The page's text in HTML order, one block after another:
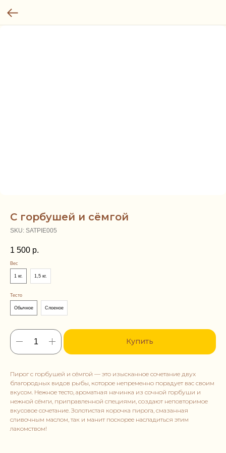
С горбушей и сёмгой
SKU: SATPIE005
1 500 р.
Вес
1 кг. 1,5 кг.
Тесто
Обычное Слоеное
Купить
Пирог с горбушей и сёмгой — это изысканное сочетание двух
благородных видов рыбы, которое непременно порадует вас своим
вкусом. Нежное тесто, ароматная начинка из сочной горбуши и
нежной сёмги, приправленной специями, создают неповторимое
вкусовое сочетание. Золотистая корочка пирога, смазанная
сливочным маслом, так и манит поскорее насладиться этим
лакомством!